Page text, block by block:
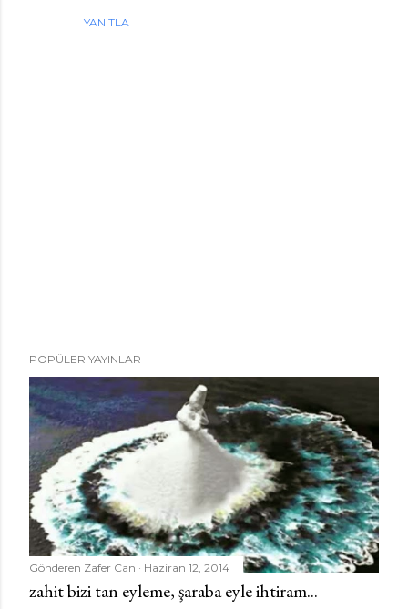
YANITLA
o
r
u
m
G
ö
n
d
e
r
POPÜLER YAYINLAR
Gönderen Zafer Can Haziran 12, 2014
zahit bizi tan eyleme, şaraba eyle ihtiram...